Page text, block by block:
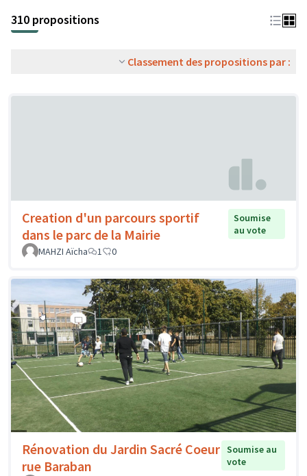
310 propositions
Classement des propositions par :
Creation d'un parcours sportif
dans le parc de la Mairie
Soumise
au vote
MAHZI Aïcha
1 0
Rénovation du Jardin Sacré Coeur
rue Baraban
Soumise au
vote